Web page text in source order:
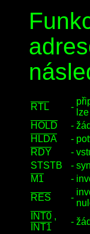
RTL -
HOLD
-
HLDA
-
RDY
-
STSTB
-
M1
-
RES
-
INT0 ,
INT1
-